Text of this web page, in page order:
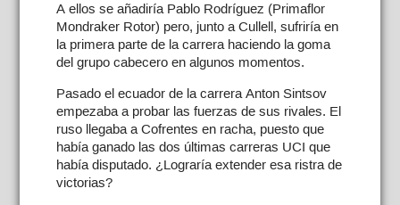
A ellos se añadiría Pablo Rodríguez (Primaflor
Mondraker Rotor) pero, junto a Cullell, sufriría en
la primera parte de la carrera haciendo la goma
del grupo cabecero en algunos momentos.
Pasado el ecuador de la carrera Anton Sintsov
empezaba a probar las fuerzas de sus rivales. El
ruso llegaba a Cofrentes en racha, puesto que
había ganado las dos últimas carreras UCI que
había disputado. ¿Lograría extender esa ristra de
victorias?